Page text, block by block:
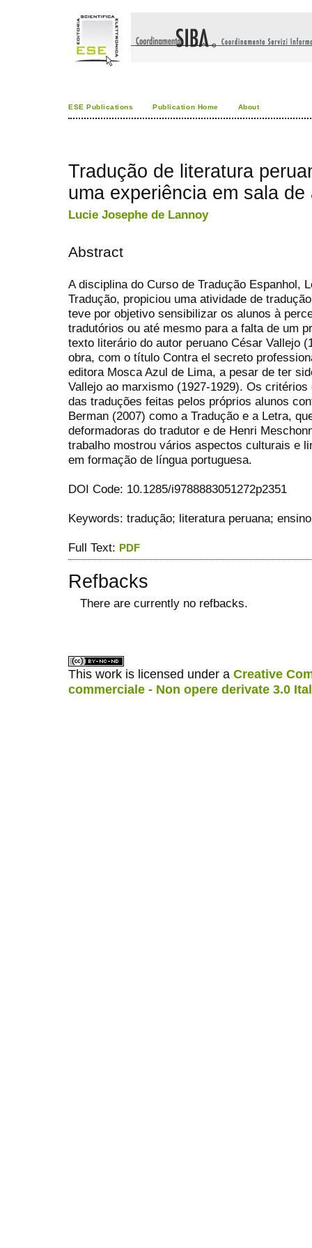
ESE Publications Publication Home About
Tradução de literatura
uma experiência em sala de
Lucie Josephe de Lannoy
Abstract
A disciplina do Curso de Tradução Espanhol,
Tradução, propiciou uma atividade de
teve por objetivo sensibilizar os alunos à
tradutórios ou até mesmo para a falta de um
texto literário do autor peruano César Vallejo
obra, com o título Contra el secreto
editora Mosca Azul de Lima, a pesar de ter
Vallejo ao marxismo (1927-1929). Os
das traduções feitas pelos próprios alunos
Berman (2007) como a Tradução e a Letra,
deformadoras do tradutor e de Henri
trabalho mostrou vários aspectos culturais e
em formação de língua portuguesa.
DOI Code: 10.1285/i9788883051272p2351
Keywords: tradução; literatura peruana;
Full Text: PDF
Refbacks
There are currently no refbacks.
This work is licensed under a Creative
commerciale - Non opere derivate 3.0